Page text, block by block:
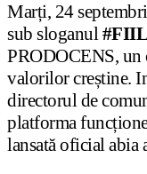
Marți, 24
sub sloganul
PRODOCENS, un
valorilor creștine.
directorul de
platforma
lansată oficial abia